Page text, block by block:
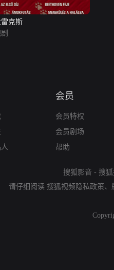
雷克斯
会员
会员特权
会员剧场
帮助
搜狐影音 - 搜
请仔细阅读 搜狐视频隐私政策、